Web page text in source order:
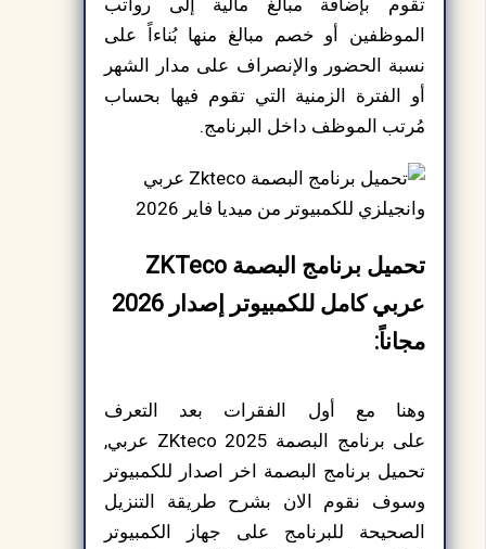
الموظفين أو خصم مبالغ منها بُناءاً على
نسبة الحضور والإنصراف على مدار الشهر
أو الفترة الزمنية التي تقوم فيها بحساب
مُرتب الموظف داخل البرنامج.
تحميل برنامج البصمة ZKTeco
عربي كامل للكمبيوتر إصدار 2026
مجاناً:
وهنا مع أول الفقرات بعد التعرف
على برنامج البصمة ZKteco 2025 عربي,
تحميل برنامج البصمة اخر اصدار للكمبيوتر
وسوف نقوم الان بشرح طريقة التنزيل
الصحيحة للبرنامج على جهاز الكمبيوتر